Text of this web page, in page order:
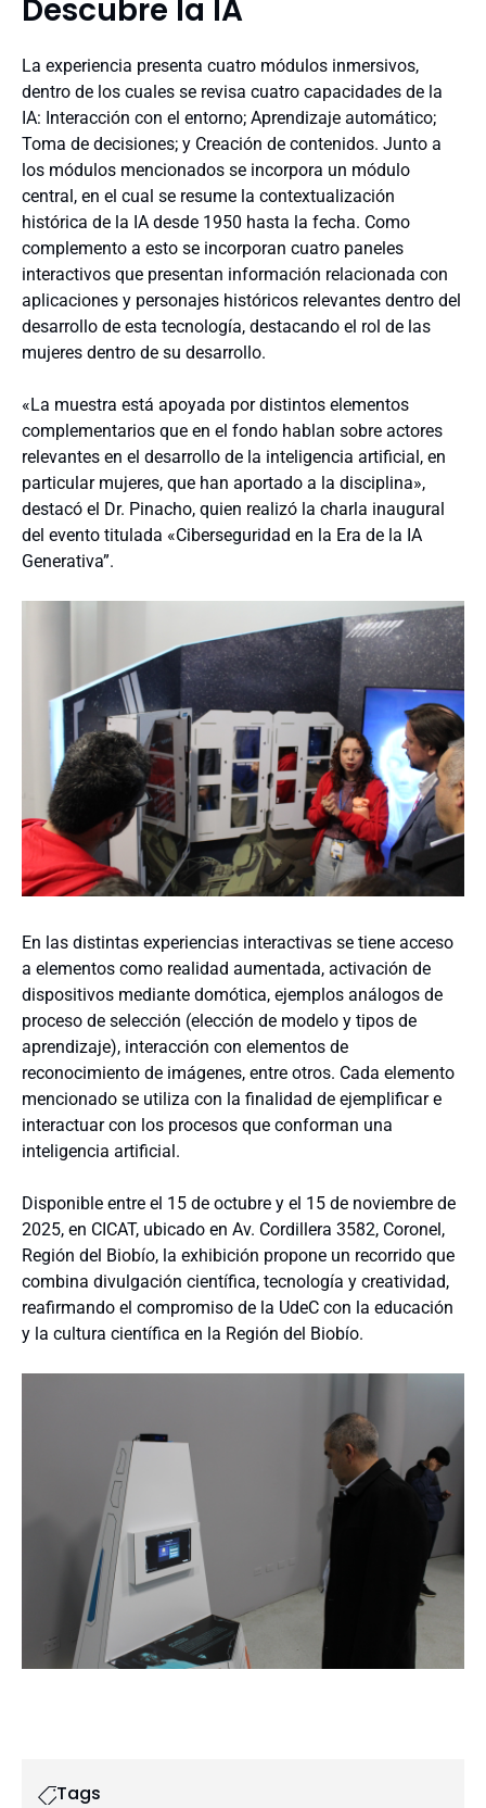
Descubre la IA
La experiencia presenta cuatro módulos inmersivos,
dentro de los cuales se revisa cuatro capacidades de la
IA: Interacción con el entorno; Aprendizaje automático;
Toma de decisiones; y Creación de contenidos. Junto a
los módulos mencionados se incorpora un módulo
central, en el cual se resume la contextualización
histórica de la IA desde 1950 hasta la fecha. Como
complemento a esto se incorporan cuatro paneles
interactivos que presentan información relacionada con
aplicaciones y personajes históricos relevantes dentro del
desarrollo de esta tecnología, destacando el rol de las
mujeres dentro de su desarrollo.
«La muestra está apoyada por distintos elementos
complementarios que en el fondo hablan sobre actores
relevantes en el desarrollo de la inteligencia artificial, en
particular mujeres, que han aportado a la disciplina»,
destacó el Dr. Pinacho, quien realizó la charla inaugural
del evento titulada «Ciberseguridad en la Era de la IA
Generativa”.
En las distintas experiencias interactivas se tiene acceso
a elementos como realidad aumentada, activación de
dispositivos mediante domótica, ejemplos análogos de
proceso de selección (elección de modelo y tipos de
aprendizaje), interacción con elementos de
reconocimiento de imágenes, entre otros. Cada elemento
mencionado se utiliza con la finalidad de ejemplificar e
interactuar con los procesos que conforman una
inteligencia artificial.
Disponible entre el 15 de octubre y el 15 de noviembre de
2025, en CICAT, ubicado en Av. Cordillera 3582, Coronel,
Región del Biobío, la exhibición propone un recorrido que
combina divulgación científica, tecnología y creatividad,
reafirmando el compromiso de la UdeC con la educación
y la cultura científica en la Región del Biobío.
Tags